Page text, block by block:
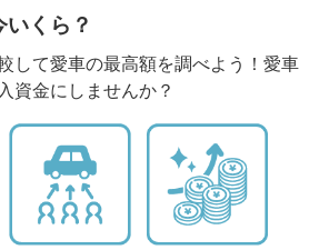
くら？
して愛車の最高額を調べよう！愛車
資金にしませんか？